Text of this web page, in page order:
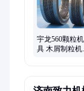
烘干机、三筒
生产线报价、
净化器、烟尘
宇龙560颗粒
具 木屑制粒机